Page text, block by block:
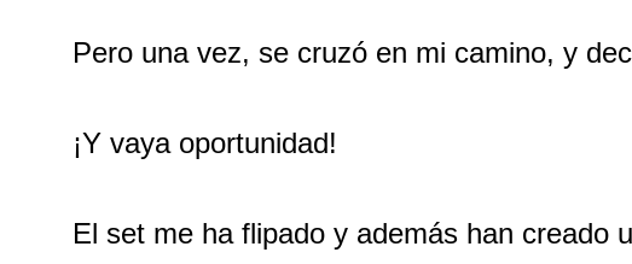
Pero una vez, se cruzó en mi camino, y
¡Y vaya oportunidad!
El set me ha flipado y además han creado